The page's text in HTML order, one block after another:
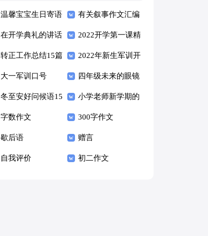
温馨宝宝生日寄语
（通用30句）
有关叙事作文汇编
五篇
在开学典礼的讲话
稿（通用7篇）
2022开学第一课精
彩讲话稿（通用5
篇）
转正工作总结15篇 2022年新生军训开
营仪式校长讲话稿
（通用12篇）
大一军训口号 四年级未来的眼镜
作文三篇
冬至安好问候语15
篇
小学老师新学期的
发言稿范文（通用
5篇）
字数作文 300字作文
歇后语 赠言
自我评价 初二作文